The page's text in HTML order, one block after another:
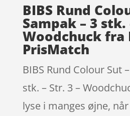
BIBS Rund
Sampak – 3 stk.
Woodchuck fra
PrisMatch
BIBS Rund Colour Sut
stk. – Str. 3 –
lyse i manges øjne,